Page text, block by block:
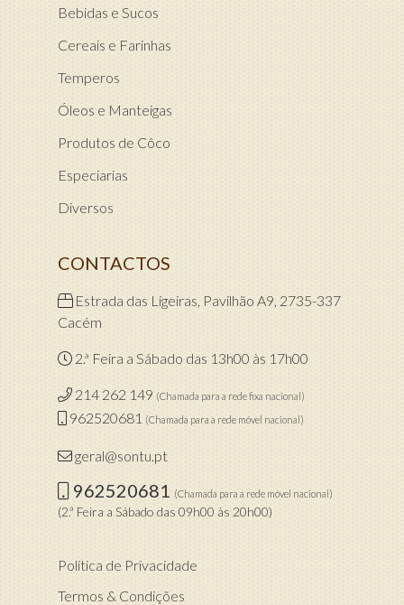
Bebidas e Sucos
Cereais e Farinhas
Temperos
Óleos e Manteigas
Produtos de Côco
Especiarias
Diversos
CONTACTOS
Estrada das Ligeiras, Pavilhão A9, 2735-337
Cacém
2.ª Feira a Sábado das 13h00 às 17h00
214 262 149 (Chamada para a rede fixa nacional)
962520681 (Chamada para a rede móvel nacional)
geral@sontu.pt
962520681 (Chamada para a rede móvel nacional)
(2.ª Feira a Sábado das 09h00 às 20h00)
Política de Privacidade
Termos & Condições